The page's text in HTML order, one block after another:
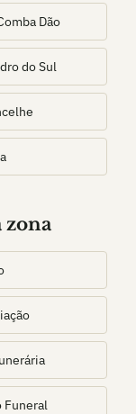
Dão
do Sul
zona
Funeral